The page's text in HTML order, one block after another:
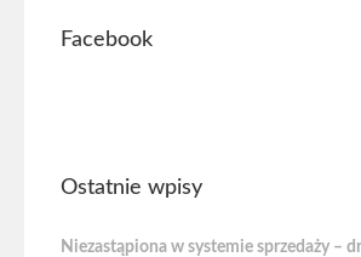
Facebook
Ostatnie wpisy
Niezastąpiona w systemie sprzedaży –